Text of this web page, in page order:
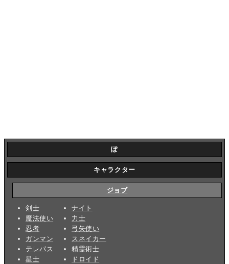
ぽ
キャラクター
ジョブ
剣士
魔法使い
忍者
ガンマン
テレパス
星士
ナイト
力士
弓矢使い
スネイカー
精霊術士
ドロイド